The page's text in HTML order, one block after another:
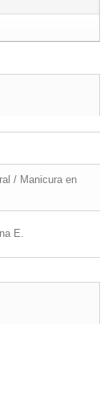
/ Manicura en
E.